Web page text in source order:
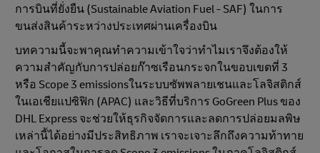
การบินที่ยั่งยืน (Sustainable Aviation Fuel - SAF) ในการ
ขนส่งสินค้าระหว่างประเทศผ่านเครื่องบิน
บทความนี้จะพาคุณทำความเข้าใจว่าทำไมเราจึงต้องให้
ความสำคัญกับการปล่อยก๊าซเรือนกระจกในขอบเขตที่ 3
หรือ Scope 3 emissionsในระบบซัพพลายเชนและโลจิสติกส์
ในเอเชียแปซิฟิก (APAC) และวิธีที่บริการ GoGreen Plus ของ
DHL Express จะช่วยให้ธุรกิจจัดการและลดการปล่อยมลพิษ
เหล่านี้ได้อย่างมีประสิทธิภาพ เราจะเจาะลึกถึงความท้าทาย